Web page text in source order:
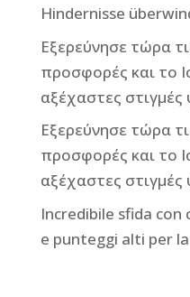
Hindernisse
Εξερεύνησε τώρα
προσφορές και το
αξέχαστες
Εξερεύνησε τώρα
προσφορές και το
αξέχαστες
Incredibile sfida
e punteggi alti per